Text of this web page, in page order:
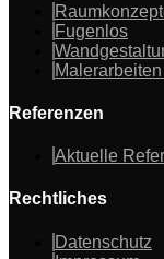
Fugenlos
Referenzen
Aktuelle
Rechtliches
Datenschutz